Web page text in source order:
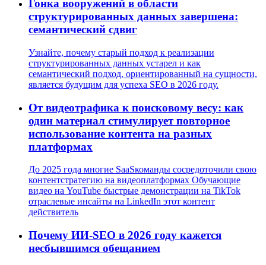
Гонка вооружений в области
структурированных данных завершена:
семантический сдвиг
Узнайте, почему старый подход к реализации
структурированных данных устарел и как
семантический подход, ориентированный на сущности,
является будущим для успеха SEO в 2026 году.
От видеотрафика к поисковому весу: как
один материал стимулирует повторное
использование контента на разных
платформах
До 2025 года многие SaaSкоманды сосредоточили свою
контентстратегию на видеоплатформах Обучающие
видео на YouTube быстрые демонстрации на TikTok
отраслевые инсайты на LinkedIn этот контент
действитель
Почему ИИ-SEO в 2026 году кажется
несбывшимся обещанием